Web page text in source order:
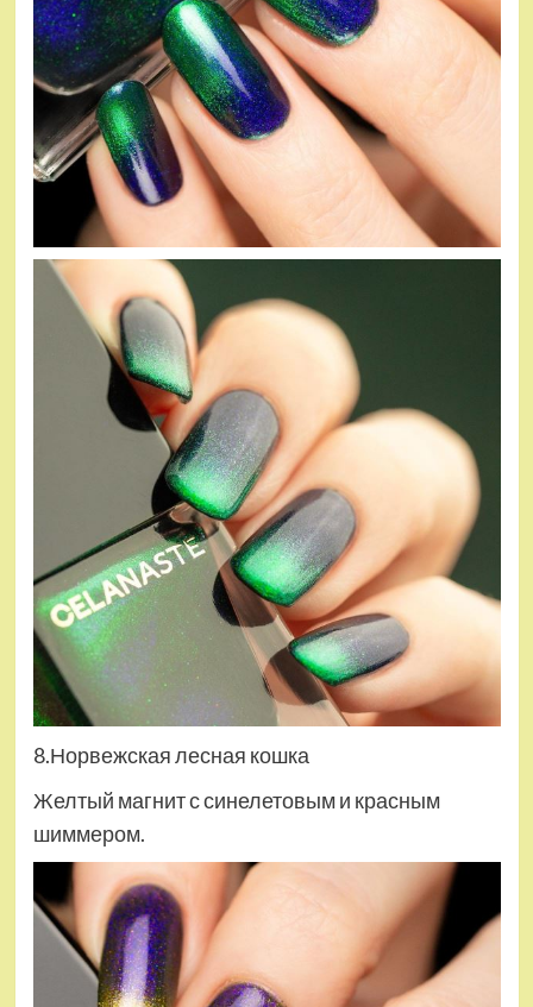
8.Норвежская лесная кошка
Желтый магнит с синелетовым и красным
шиммером.